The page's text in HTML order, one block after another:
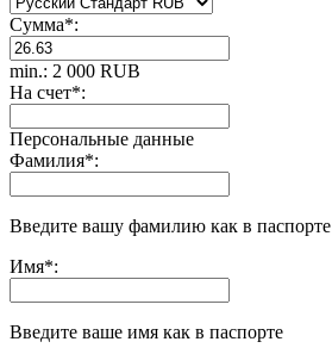
Сумма*:
min.: 2 000 RUB
На счет*:
Персональные данные
Фамилия*:
Введите вашу фамилию как в паспорте
Имя*:
Введите ваше имя как в паспорте